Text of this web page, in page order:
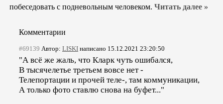
побеседовать с подневольным человеком. Читать далее »
Комментарии
#69139 Автор: LISKI написано 15.12.2021 23:20:50
"А всё же жаль, что Кларк чуть ошибался,
В тысячелетье третьем вовсе нет -
Телепортации и прочей теле-, там коммуникации,
А только фото ставлю снова на буфет..."